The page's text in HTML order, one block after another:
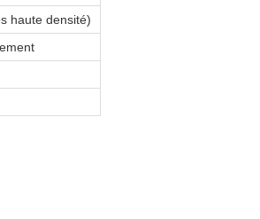
haute densité)